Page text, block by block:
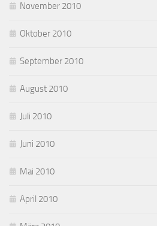
November 2010
Oktober 2010
September 2010
August 2010
Juli 2010
Juni 2010
Mai 2010
April 2010